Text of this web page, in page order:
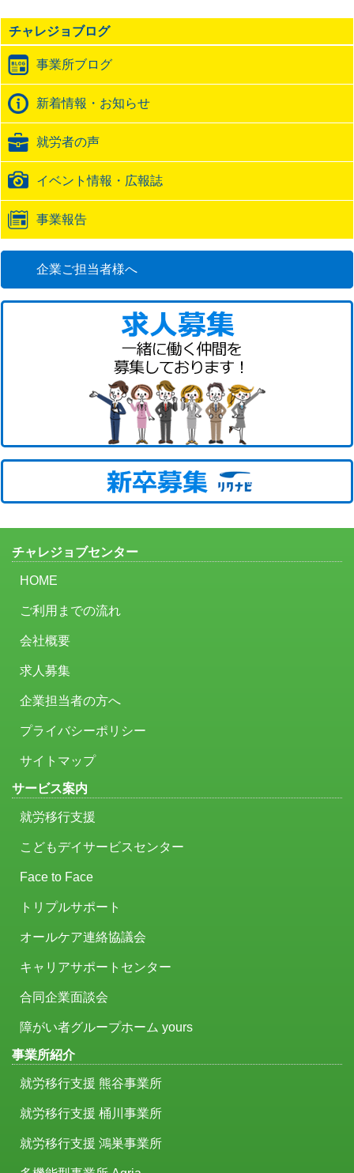
の
ト
ッ
ク
バ
ッ
ク
URL
チャレジョブログ
事業所ブログ
新着情報・お知らせ
就労者の声
イベント情報・広報誌
事業報告
企業ご担当者様へ
チャレジョブセンター
HOME
ご利用までの流れ
会社概要
求人募集
企業担当者の方へ
プライバシーポリシー
サイトマップ
サービス案内
就労移行支援
こどもデイサービスセンター
Face to Face
トリプルサポート
オールケア連絡協議会
キャリアサポートセンター
合同企業面談会
障がい者グループホーム yours
事業所紹介
就労移行支援 熊谷事業所
就労移行支援 桶川事業所
就労移行支援 鴻巣事業所